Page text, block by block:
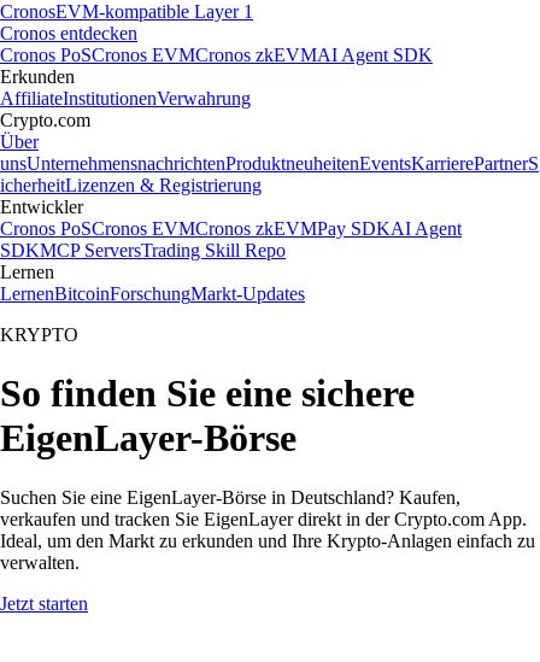
CronosEVM-kompatible Layer 1
Cronos entdecken
Cronos PoSCronos EVMCronos zkEVMAI Agent SDK
Erkunden
AffiliateInstitutionenVerwahrung
Crypto.com
Über
unsUnternehmensnachrichtenProduktneuheitenEventsKarrierePartnerS
icherheitLizenzen & Registrierung
Entwickler
Cronos PoSCronos EVMCronos zkEVMPay SDKAI Agent
SDKMCP ServersTrading Skill Repo
Lernen
LernenBitcoinForschungMarkt-Updates
KRYPTO
So finden Sie eine sichere
EigenLayer-Börse
Suchen Sie eine EigenLayer-Börse in Deutschland? Kaufen,
verkaufen und tracken Sie EigenLayer direkt in der Crypto.com App.
Ideal, um den Markt zu erkunden und Ihre Krypto-Anlagen einfach zu
verwalten.
Jetzt starten